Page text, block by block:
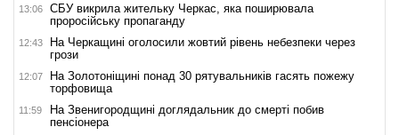
13:06
СБУ викрила жительку Черкас, яка поширювала
проросійську пропаганду
12:43
На Черкащині оголосили жовтий рівень небезпеки через
грози
12:07
На Золотоніщині понад 30 рятувальників гасять пожежу
торфовища
11:59
На Звенигородщині доглядальник до смерті побив
пенсіонера